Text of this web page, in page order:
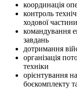
координація
контроль
ходової
командування
завдань
дотримання
організація
техніки
орієнтування
боєкомплекту